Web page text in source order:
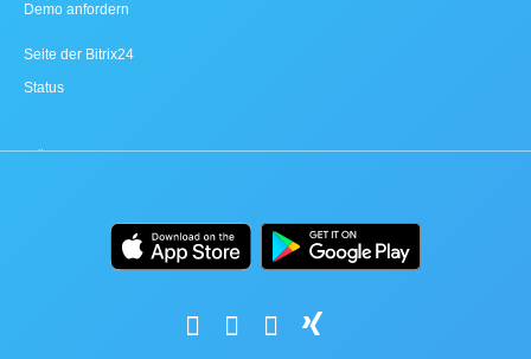
Demo anfordern
Seite der Bitrix24
Status